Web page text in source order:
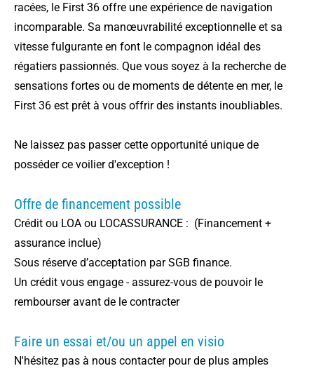
racées, le First 36 offre une expérience de navigation
incomparable. Sa manœuvrabilité exceptionnelle et sa
vitesse fulgurante en font le compagnon idéal des
régatiers passionnés. Que vous soyez à la recherche de
sensations fortes ou de moments de détente en mer, le
First 36 est prêt à vous offrir des instants inoubliables.
Ne laissez pas passer cette opportunité unique de
posséder ce voilier d'exception !
Offre de financement possible
Crédit ou LOA ou LOCASSURANCE : (Financement +
assurance inclue)
Sous réserve d’acceptation par SGB finance.
Un crédit vous engage - assurez-vous de pouvoir le
rembourser avant de le contracter
Faire un essai et/ou un appel en visio
N'hésitez pas à nous contacter pour de plus amples